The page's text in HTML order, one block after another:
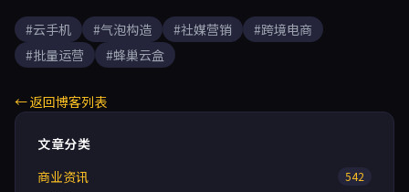
#云手机 #气泡构造 #社媒营销
#跨境电商
#批量运营
#蜂巢云盒
← 返回博客列表
文章分类
商业资讯
542